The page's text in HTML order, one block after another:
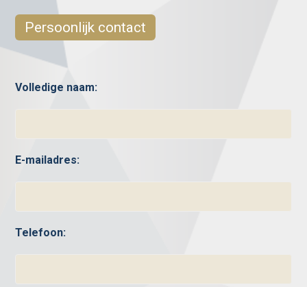
Persoonlijk contact
Volledige naam:
E-mailadres:
Telefoon: